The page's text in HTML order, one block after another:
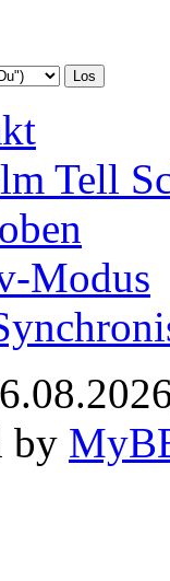
Tell
Modus
by